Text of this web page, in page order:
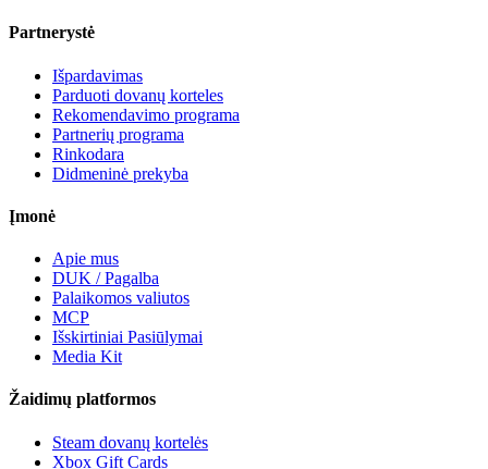
Partnerystė
Išpardavimas
Parduoti dovanų korteles
Rekomendavimo programa
Partnerių programa
Rinkodara
Didmeninė prekyba
Įmonė
Apie mus
DUK / Pagalba
Palaikomos valiutos
MCP
Išskirtiniai Pasiūlymai
Media Kit
Žaidimų platformos
Steam dovanų kortelės
Xbox Gift Cards